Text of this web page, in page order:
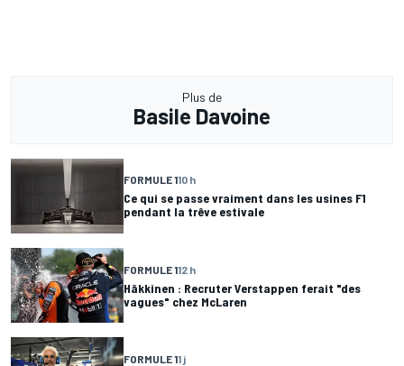
Plus de
Basile Davoine
FORMULE 110 h
Ce qui se passe vraiment dans les usines F1
pendant la trêve estivale
FORMULE 112 h
Häkkinen : Recruter Verstappen ferait "des
vagues" chez McLaren
FORMULE 11 j